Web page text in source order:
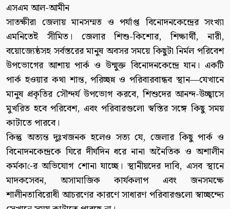
এসএম আল-আমীন
সাতক্ষীরা জেলায় মানসম্মত ও পর্যাপ্ত বিনোদনকেন্দ্রের সংখ্যা
এমনিতেই সীমিত। জেলার শিশু-কিশোর, শিক্ষার্থী, নারী,
বয়োজ্যেষ্ঠসহ সর্বস্তরের মানুষ অবসর সময়ে কিছুটা নির্মল পরিবেশ
উপভোগের আশায় পার্ক ও উন্মুক্ত বিনোদনকেন্দ্রে যান। একটি
পার্ক হওয়ার কথা শান্ত, পরিচ্ছন্ন ও পরিবারবান্ধব স্থান—যেখানে
মানুষ প্রকৃতির সৌন্দর্য উপভোগ করবে, শিশুদের আনন্দ-উচ্ছ্বাসে
মুখরিত হবে পরিবেশ, এবং পরিবারগুলো স্বস্তির সঙ্গে কিছু সময়
কাটাতে পারবে।
কিন্তু অত্যন্ত দুঃখজনক হলেও সত্য যে, জেলার কিছু পার্ক ও
বিনোদনকেন্দ্রকে ঘিরে দীর্ঘদিন ধরে নানা অনৈতিক ও অশালীন
কর্মকা-ের অভিযোগ শোনা যাচ্ছে। স্থানীয়দের দাবি, এসব স্থানে
মাদকসেবন, অসামাজিক কার্যকলাপ এবং জনসমক্ষে
শালীনতাবিরোধী আচরণের কারণে সাধারণ পরিবারগুলো স্বাচ্ছন্দ্যে